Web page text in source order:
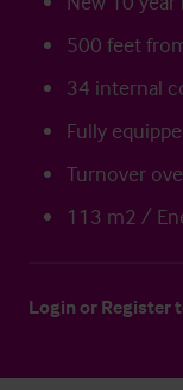
500 feet
34 internal
Fully
Turnover
113 m2 /
Login or Register